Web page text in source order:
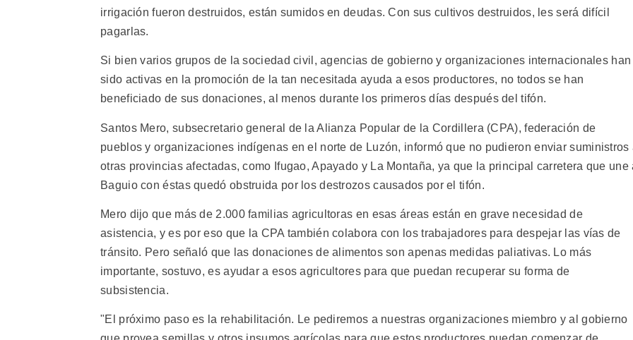
irrigación fueron destruidos, están sumidos en deudas. Con sus cultivos destruidos, les será difícil
pagarlas.
Si bien varios grupos de la sociedad civil, agencias de gobierno y organizaciones internacionales han
sido activas en la promoción de la tan necesitada ayuda a esos productores, no todos se han
beneficiado de sus donaciones, al menos durante los primeros días después del tifón.
Santos Mero, subsecretario general de la Alianza Popular de la Cordillera (CPA), federación de
pueblos y organizaciones indígenas en el norte de Luzón, informó que no pudieron enviar suministros
otras provincias afectadas, como Ifugao, Apayado y La Montaña, ya que la principal carretera que une
Baguio con éstas quedó obstruida por los destrozos causados por el tifón.
Mero dijo que más de 2.000 familias agricultoras en esas áreas están en grave necesidad de
asistencia, y es por eso que la CPA también colabora con los trabajadores para despejar las vías de
tránsito. Pero señaló que las donaciones de alimentos son apenas medidas paliativas. Lo más
importante, sostuvo, es ayudar a esos agricultores para que puedan recuperar su forma de
subsistencia.
"El próximo paso es la rehabilitación. Le pediremos a nuestras organizaciones miembro y al gobierno